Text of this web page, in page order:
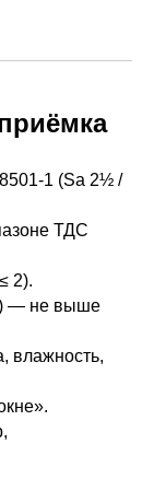
1 (Sa 2½ /
ТДС
2).
— не выше
влажность,